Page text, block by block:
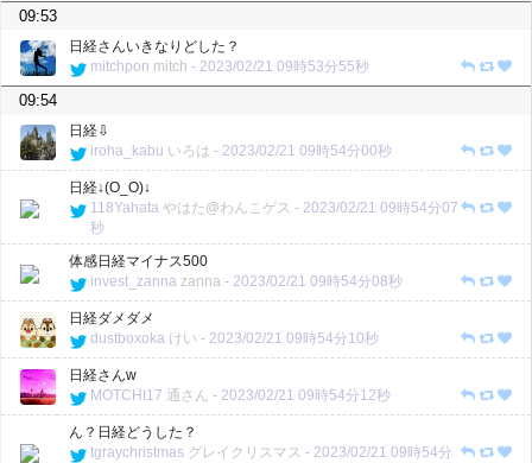
09:53
日経さんいきなりどした？
mitchpon mitch - 2023/02/21 09時53分55秒
09:54
日経⇩
iroha_kabu いろは - 2023/02/21 09時54分00秒
日経↓(O_O)↓
118Yahata やはた@わんこゲス - 2023/02/21 09時54分07
秒
体感日経マイナス500
invest_zanna zanna - 2023/02/21 09時54分08秒
日経ダメダメ
dustboxoka けい - 2023/02/21 09時54分10秒
日経さんw
MOTCHI17 通さん - 2023/02/21 09時54分12秒
ん？日経どうした？
tgraychristmas グレイクリスマス - 2023/02/21 09時54分